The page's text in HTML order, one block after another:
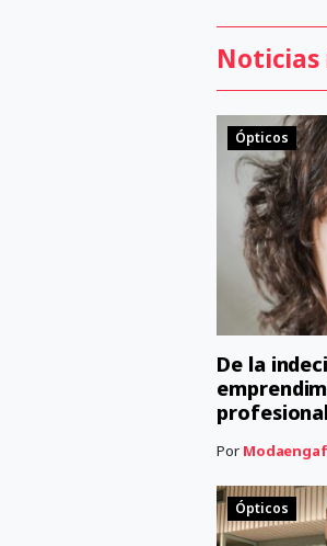
Noticias
Ópticos
De la
Por
Ópticos